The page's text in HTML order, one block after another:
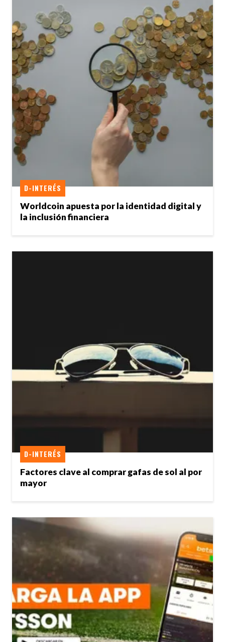
Worldcoin apuesta por la identidad digital y
la inclusión financiera
D-INTERÉS
Factores clave al comprar gafas de sol al por
mayor
D-INTERÉS